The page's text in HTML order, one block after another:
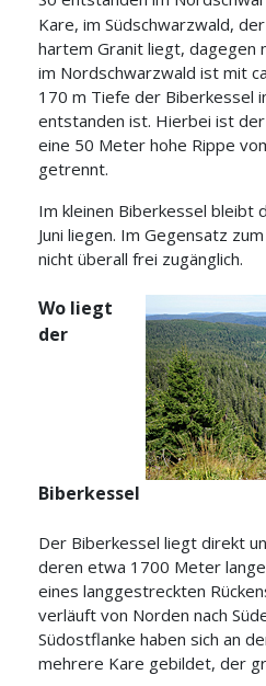
Kare, im Südschwarzwald,
hartem Granit liegt, dagegen
im Nordschwarzwald ist mit
170 m Tiefe der Biberkessel
entstanden ist. Hierbei ist
eine 50 Meter hohe Rippe
getrennt.
Im kleinen Biberkessel bleibt
Juni liegen. Im Gegensatz
nicht überall frei zugänglich.
Wo liegt
der
Biberkessel
Der Biberkessel liegt direkt
deren etwa 1700 Meter
eines langgestreckten
verläuft von Norden nach
Südostflanke haben sich an
mehrere Kare gebildet, der